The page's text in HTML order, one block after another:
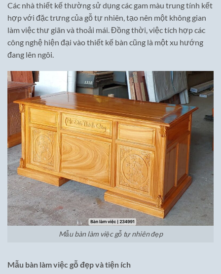
Các nhà thiết kế thường sử dụng các gam màu trung tính kết
hợp với đặc trưng của gỗ tự nhiên, tạo nên một không gian
làm việc thư giãn và thoải mái. Đồng thời, việc tích hợp các
công nghệ hiện đại vào thiết kế bàn cũng là một xu hướng
đang lên ngôi.
Mẫu bàn làm việc gỗ tự nhiên đẹp
Mẫu bàn làm việc gỗ đẹp và tiện ích